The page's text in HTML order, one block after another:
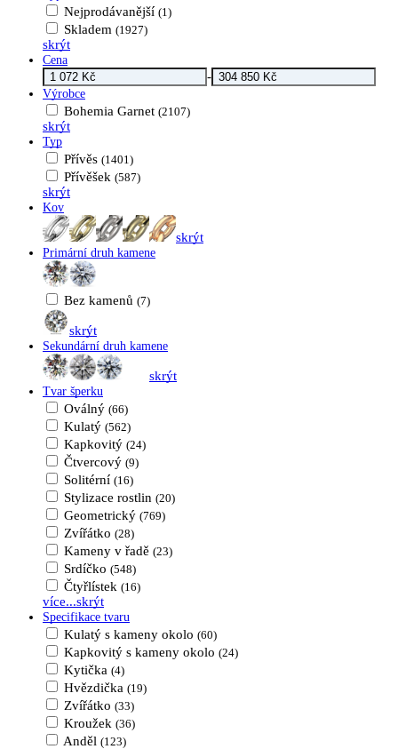
Nejprodávanější (1)
Skladem (1927)
skrýt
Cena
-
Výrobce
Bohemia Garnet (2107)
skrýt
Typ
Přívěs (1401)
Přívěšek (587)
skrýt
Kov
skrýt
Primární druh kamene
Bez kamenů (7)
skrýt
Sekundární druh kamene
skrýt
Tvar šperku
Oválný (66)
Kulatý (562)
Kapkovitý (24)
Čtvercový (9)
Solitérní (16)
Stylizace rostlin (20)
Geometrický (769)
Zvířátko (28)
Kameny v řadě (23)
Srdíčko (548)
Čtyřlístek (16)
více...skrýt
Specifikace tvaru
Kulatý s kameny okolo (60)
Kapkovitý s kameny okolo (24)
Kytička (4)
Hvězdička (19)
Zvířátko (33)
Kroužek (36)
Anděl (123)